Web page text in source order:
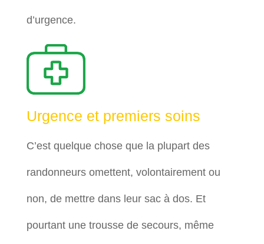
d’urgence.
Urgence et premiers soins
C’est quelque chose que la plupart des
randonneurs omettent, volontairement ou
non, de mettre dans leur sac à dos. Et
pourtant une trousse de secours, même